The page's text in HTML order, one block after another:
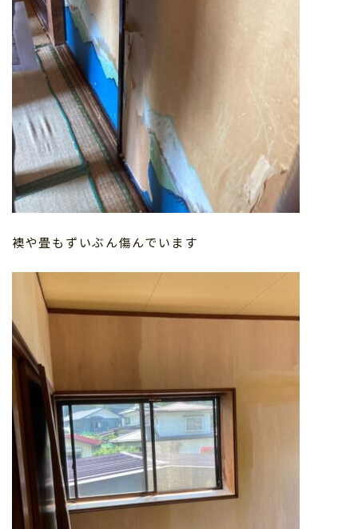
襖や畳もずいぶん傷んでいます